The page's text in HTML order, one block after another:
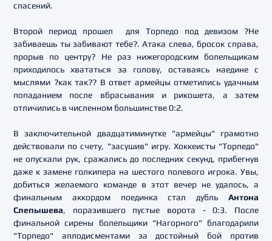
спасений.
Второй период прошел для Торпедо под девизом ?Не
забиваешь ты забивают тебе?. Атака слева, бросок справа,
прорыв по центру? Не раз нижегородским болельщикам
приходилось хвататься за голову, оставаясь наедине с
мыслями ?как так?? В ответ армейцы отметились удачным
попаданием после вбрасывания и рикошета, а затем
отличились в численном большинстве 0:2.
В заключительной двадцатиминутке "армейцы" грамотно
действовали по счету, "засушив" игру. Хоккеисты "Торпедо"
не опускали рук, сражались до последних секунд, прибегнув
даже к замене голкипера на шестого полевого игрока. Увы,
добиться желаемого команде в этот вечер не удалось, а
финальным аккордом поединка стал дубль Антона
Слепышева, поразившего пустые ворота - 0:3. После
финальной сирены болельщики "Нагорного" благодарили
"Торпедо" аплодисментами за достойный бой против